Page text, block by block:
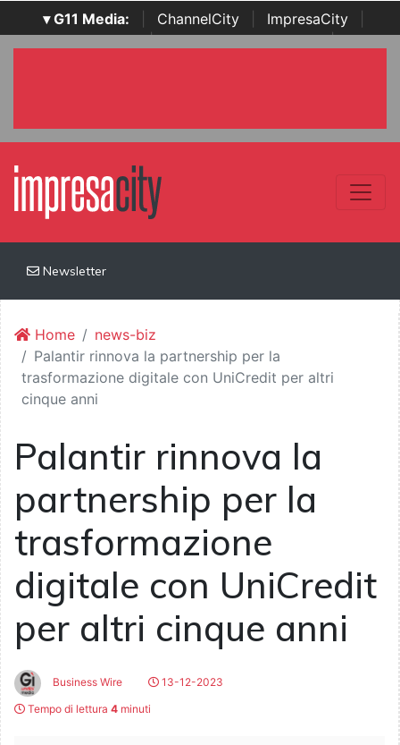
▾ G11 Media: ChannelCity ImpresaCity
SecurityOpenLab | Italian Channel Awards | Italian
Newsletter
Home
news-biz
Palantir rinnova la partnership per la
trasformazione digitale con UniCredit per altri
cinque anni
Palantir rinnova la
partnership per la
trasformazione
digitale con UniCredit
per altri cinque anni
Business Wire
13-12-2023
Tempo di lettura 4 minuti